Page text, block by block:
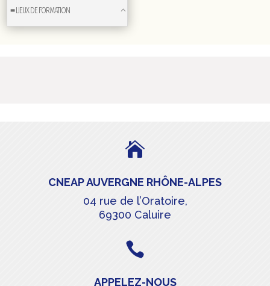
≡ LIEUX DE FORMATION

CNEAP AUVERGNE RHÔNE-ALPES
04 rue de l’Oratoire,
69300 Caluire

APPELEZ-NOUS